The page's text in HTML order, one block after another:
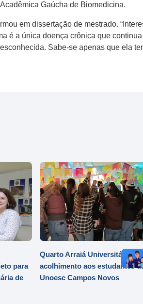
Gaúcha de Biomedicina.
em dissertação de mestrado.
é a única doença crônica que continua
Sabe-se apenas que ela
para
de
Quarto Arraiá Universitário
acolhimento aos estudantes
Unoesc Campos Novos